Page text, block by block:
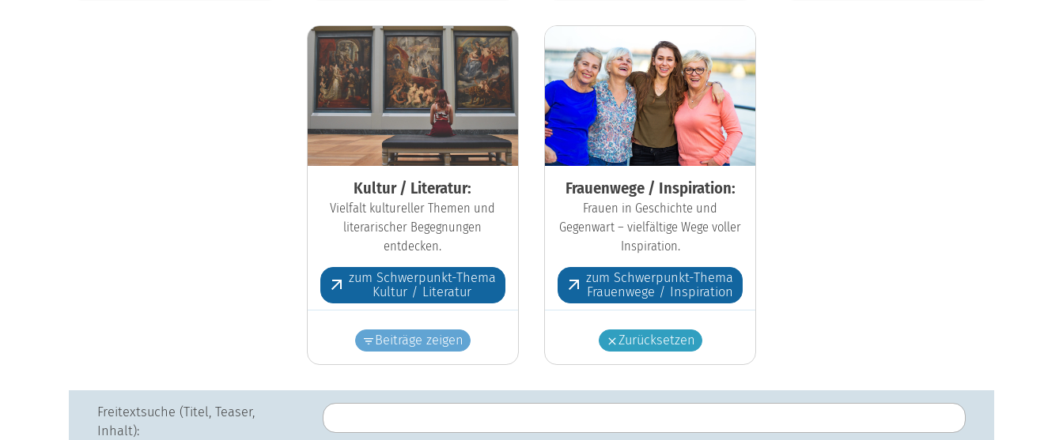
Kultur / Literatur:
Vielfalt kultureller Themen und
literarischer Begegnungen
entdecken.
zum Schwerpunkt-Thema
Kultur / Literatur
Beiträge zeigen
Frauenwege / Inspiration:
Frauen in Geschichte und
Gegenwart – vielfältige Wege voller
Inspiration.
zum Schwerpunkt-Thema
Frauenwege / Inspiration
Zurücksetzen
Freitextsuche (Titel, Teaser,
Inhalt):